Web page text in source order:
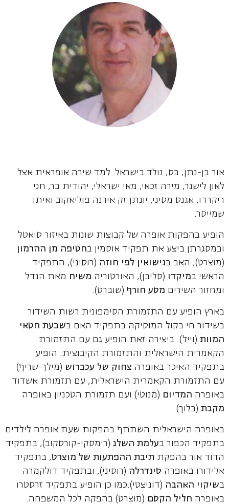
אור בן-נתן, בס, נולד בישראל. למד שירה אופראית אצל
לאון לישנר, מירה זכאי, מאי ישראלי, יהודית בר, חני
ריקרדו, אגנס מסיני, יונתן זק אירנה פוליאקוב ואיתן
שמייסר.
הופיע בהפקות אופרה של קבוצות שונות באיזור סיאטל
ובמסגרתן ביצע את תפקיד אוסמין בחטיפה מן ההרמון
(מוצרט), האב בנישואין לפי חוזה (רוסיני), התפקיד
הראשי במיקדו (סליבן), האורטוריה משיח מאת הנדל
ומחזור השירים מסע חורף(שוברט).
בארץ הופיע עם התזמורת הסימפונית רשות השידור
בשידור חי בקול המוסיקה בתפקיד האם בשבעת חטאי
המוות(וייל). ביצירה זאת הופיע גם עם התזמורת
הקאמרית הישראלית והתזמורת הקיבוצית. הופיע
בתפקיד האיכר באופרה צחוק של עכברוש (מילך-שריף)
עם התזמורת הקאמרית הישראלית, עם תזמורת אשדוד
באופרה המדיום (מנוטי) ועם תזמורת הטכניון באופרה
מקבת(בלוך).
באופרה הישראלית השתתף בהפקות שעת אופרה לילדים
בתפקיד הכפור בעלמת השלג (רימסקי-קורסקוב), בתפקיד
הדוד אור בהפקת תיבת ההפתעות של מוצרט, בתפקיד
אלידורו באופרה סינדרלה (רוסיני), ובתפקיד דולקמרה
בשיקוי האהבה (דוניצטי).כמו כן הופיע בתפקיד זרסטרו
באופרה חליל הקסם (מוצרט) בהפקה לכל המשפחה.